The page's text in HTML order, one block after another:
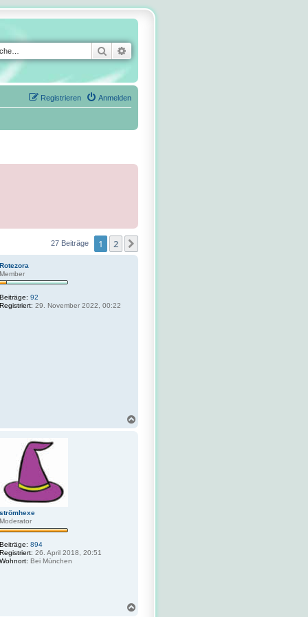
Suche
Anmelden
Registrieren
27 Beiträge 1 2
Rotezora
Member
Beiträge: 92
Registriert: 29. November 2022, 00:22
strömhexe
Moderator
Beiträge: 894
Registriert: 26. April 2018, 20:51
Wohnort: Bei München